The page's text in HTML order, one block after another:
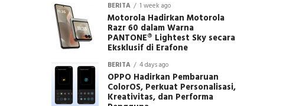
BERITA 1 week ago
Motorola Hadirkan Motorola
Razr 60 dalam Warna
PANTONE® Lightest Sky secara
Eksklusif di Erafone
BERITA 4 days ago
OPPO Hadirkan Pembaruan
ColorOS, Perkuat Personalisasi,
Kreativitas, dan Performa